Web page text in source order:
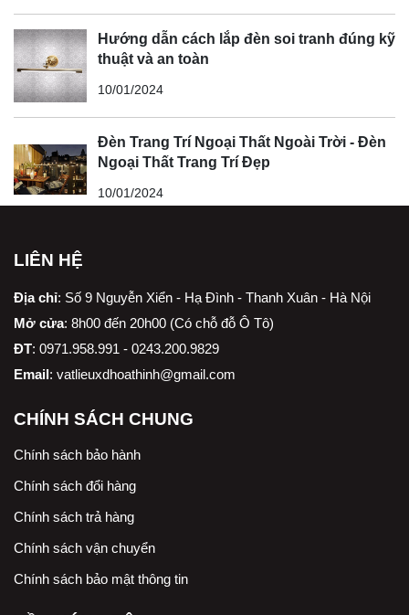
Hướng dẫn cách lắp đèn soi tranh đúng kỹ
thuật và an toàn
10/01/2024
Đèn Trang Trí Ngoại Thất Ngoài Trời - Đèn
Ngoại Thất Trang Trí Đẹp
10/01/2024
LIÊN HỆ
Địa chỉ: Số 9 Nguyễn Xiển - Hạ Đình - Thanh Xuân - Hà Nội
Mở cửa: 8h00 đến 20h00 (Có chỗ đỗ Ô Tô)
ĐT: 0971.958.991 - 0243.200.9829
Email: vatlieuxdhoathinh@gmail.com
CHÍNH SÁCH CHUNG
Chính sách bảo hành
Chính sách đổi hàng
Chính sách trả hàng
Chính sách vận chuyển
Chính sách bảo mật thông tin